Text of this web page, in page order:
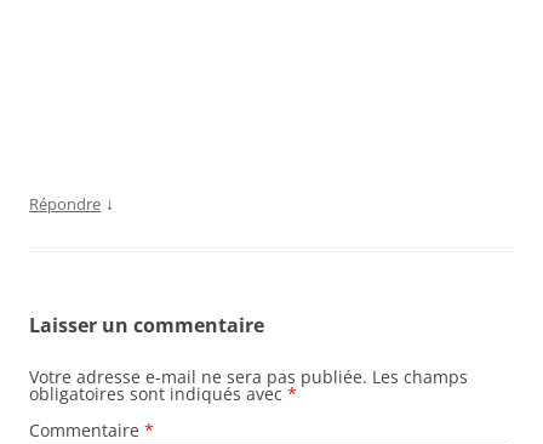
Répondre ↓
Laisser un commentaire
Votre adresse e-mail ne sera pas publiée. Les champs
obligatoires sont indiqués avec *
Commentaire *